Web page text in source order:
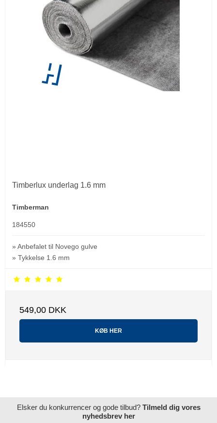
Timberlux underlag 1.6 mm
Timberman
184550
» Anbefalet til Novego gulve
» Tykkelse 1.6 mm
549,00 DKK
KØB HER
Elsker du konkurrencer og gode tilbud? Tilmeld dig vores
nyhedsbrev her